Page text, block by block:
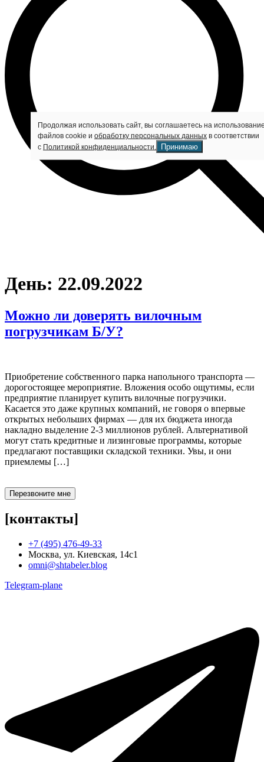
День: 22.09.2022
Можно ли доверять вилочным
погрузчикам Б/У?
Приобретение собственного парка напольного транспорта —
дорогостоящее мероприятие. Вложения особо ощутимы, если
предприятие планирует купить вилочные погрузчики.
Касается это даже крупных компаний, не говоря о впервые
открытых небольших фирмах — для их бюджета иногда
накладно выделение 2-3 миллионов рублей. Альтернативой
могут стать кредитные и лизинговые программы, которые
предлагают поставщики складской техники. Увы, и они
приемлемы […]
Перезвоните мне
[контакты]
+7 (495) 476-49-33
Москва, ул. Киевская, 14с1
omni@shtabeler.blog
Telegram-plane
Продолжая использовать сайт, вы соглашаетесь на
файлов cookie и обработку персональных данных в соответствии
с Политикой конфиденциальности. Принимаю